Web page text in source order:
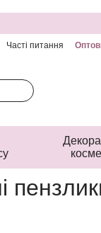
Часті питання